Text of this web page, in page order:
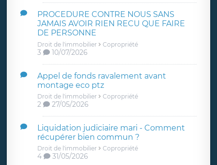
PROCEDURE CONTRE NOUS SANS
JAMAIS AVOIR RIEN RECU QUE FAIRE
DE PERSONNE
Droit de l'immobilier Copropriété
3 10/07/2026
Appel de fonds ravalement avant
montage eco ptz
Droit de l'immobilier Copropriété
2 27/05/2026
Liquidation judiciaire mari - Comment
récupérer bien commun ?
Droit de l'immobilier Copropriété
4 31/05/2026